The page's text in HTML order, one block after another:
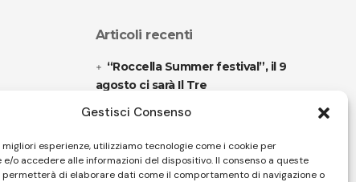
Gestisci Consenso
esperienze, utilizziamo tecnologie come i cookie per
e/o accedere alle informazioni del dispositivo. Il consenso a queste
di elaborare dati come il comportamento di navigazione o
Articoli recenti
“Roccella Summer festival”, il 9
agosto ci sarà Il Tre
“Armonie d’arte” attende Joey